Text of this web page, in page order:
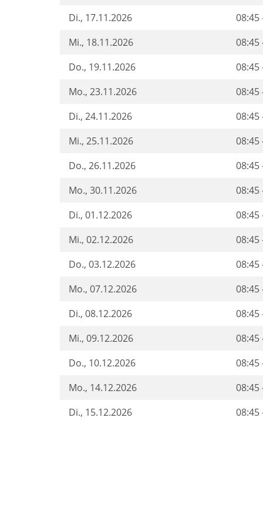
Di., 17.11.2026 08:45
Mi., 18.11.2026 08:45
Do., 19.11.2026 08:45
Mo., 23.11.2026 08:45
Di., 24.11.2026 08:45
Mi., 25.11.2026 08:45
Do., 26.11.2026 08:45
Mo., 30.11.2026 08:45
Di., 01.12.2026 08:45
Mi., 02.12.2026 08:45
Do., 03.12.2026 08:45
Mo., 07.12.2026 08:45
Di., 08.12.2026 08:45
Mi., 09.12.2026 08:45
Do., 10.12.2026 08:45
Mo., 14.12.2026 08:45
Di., 15.12.2026 08:45